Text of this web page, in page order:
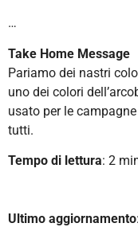
…
Take Home Message
Pariamo dei nastri
uno dei colori
usato per le
tutti.
Tempo di lettura: 2
Ultimo aggiornamento